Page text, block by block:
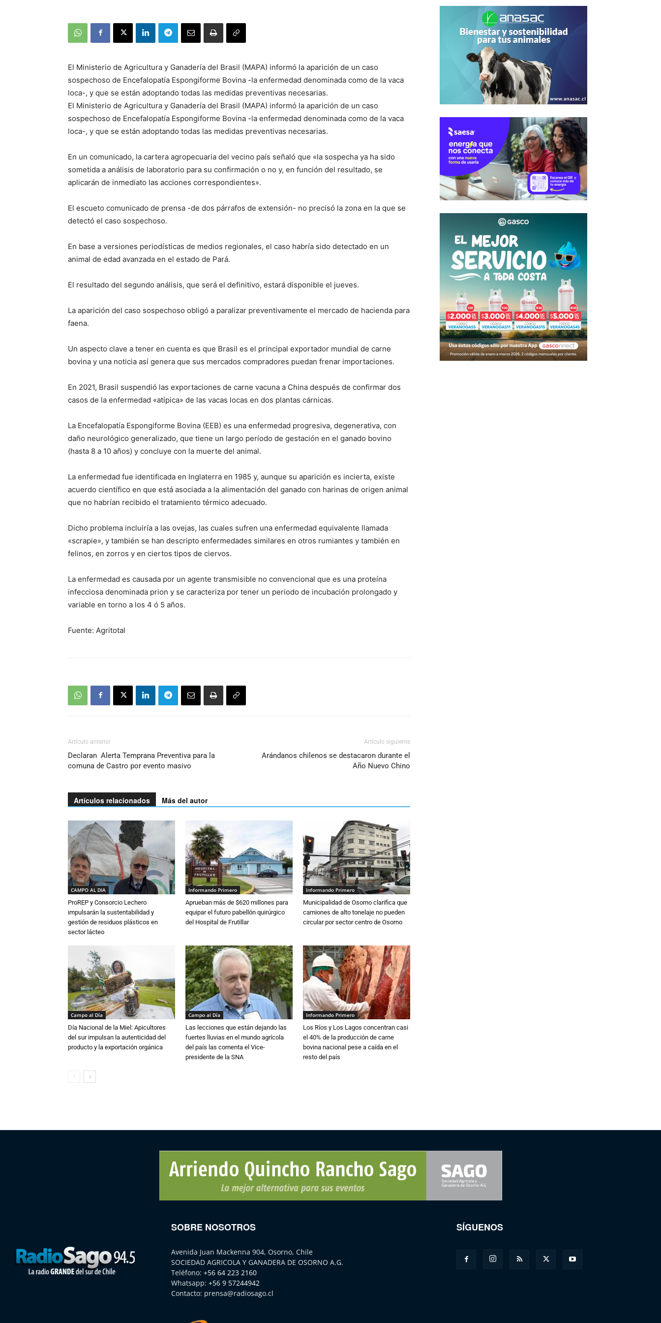
El Ministerio de Agricultura y Ganadería del Brasil (MAPA) informó la aparición de un caso
sospechoso de Encefalopatía Espongiforme Bovina -la enfermedad denominada como de la vaca
loca-, y que se están adoptando todas las medidas preventivas necesarias.
El Ministerio de Agricultura y Ganadería del Brasil (MAPA) informó la aparición de un caso
sospechoso de Encefalopatía Espongiforme Bovina -la enfermedad denominada como de la vaca
loca-, y que se están adoptando todas las medidas preventivas necesarias.
En un comunicado, la cartera agropecuaria del vecino país señaló que «la sospecha ya ha sido
sometida a análisis de laboratorio para su confirmación o no y, en función del resultado, se
aplicarán de inmediato las acciones correspondientes».
El escueto comunicado de prensa -de dos párrafos de extensión- no precisó la zona en la que se
detectó el caso sospechoso.
En base a versiones periodísticas de medios regionales, el caso habría sido detectado en un
animal de edad avanzada en el estado de Pará.
El resultado del segundo análisis, que será el definitivo, estará disponible el jueves.
La aparición del caso sospechoso obligó a paralizar preventivamente el mercado de hacienda para
faena.
Un aspecto clave a tener en cuenta es que Brasil es el principal exportador mundial de carne
bovina y una noticia así genera que sus mercados compradores puedan frenar importaciones.
En 2021, Brasil suspendió las exportaciones de carne vacuna a China después de confirmar dos
casos de la enfermedad «atípica» de las vacas locas en dos plantas cárnicas.
La Encefalopatía Espongiforme Bovina (EEB) es una enfermedad progresiva, degenerativa, con
daño neurológico generalizado, que tiene un largo período de gestación en el ganado bovino
(hasta 8 a 10 años) y concluye con la muerte del animal.
La enfermedad fue identificada en Inglaterra en 1985 y, aunque su aparición es incierta, existe
acuerdo científico en que está asociada a la alimentación del ganado con harinas de origen animal
que no habrían recibido el tratamiento térmico adecuado.
Dicho problema incluiría a las ovejas, las cuales sufren una enfermedad equivalente llamada
«scrapie», y también se han descripto enfermedades similares en otros rumiantes y también en
felinos, en zorros y en ciertos tipos de ciervos.
La enfermedad es causada por un agente transmisible no convencional que es una proteína
infecciosa denominada prion y se caracteriza por tener un periodo de incubación prolongado y
variable en torno a los 4 ó 5 años.
Fuente: Agritotal
Artículo anterior
Declaran Alerta Temprana Preventiva para la
comuna de Castro por evento masivo
Artículo siguiente
Arándanos chilenos se destacaron durante el
Año Nuevo Chino
Artículos relacionados Más del autor
CAMPO AL DIA
ProREP y Consorcio Lechero
impulsarán la sustentabilidad y
gestión de residuos plásticos en
sector lácteo
Informando Primero
Aprueban más de $620 millones para
equipar el futuro pabellón quirúrgico
del Hospital de Frutillar
Informando Primero
Municipalidad de Osorno clarifica que
camiones de alto tonelaje no pueden
circular por sector centro de Osorno
Campo al Día
Día Nacional de la Miel: Apicultores
del sur impulsan la autenticidad del
producto y la exportación orgánica
Campo al Día
Las lecciones que están dejando las
fuertes lluvias en el mundo agrícola
del país las comenta el Vice-
presidente de la SNA
Informando Primero
Los Ríos y Los Lagos concentran casi
el 40% de la producción de carne
bovina nacional pese a caída en el
resto del país
SOBRE NOSOTROS
Avenida Juan Mackenna 904, Osorno, Chile
SOCIEDAD AGRICOLA Y GANADERA DE OSORNO A.G.
Teléfono: +56 64 223 2160
Whatsapp: +56 9 57244942
Contacto: prensa@radiosago.cl
SÍGUENOS